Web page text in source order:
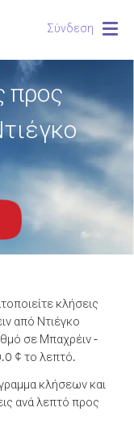
Σύνδεση
προς
κλήσεις
από Ντιέγκο
σε Μπαχρέιν -
¢ το λεπτό.
κλήσεων και
ανά λεπτό προς